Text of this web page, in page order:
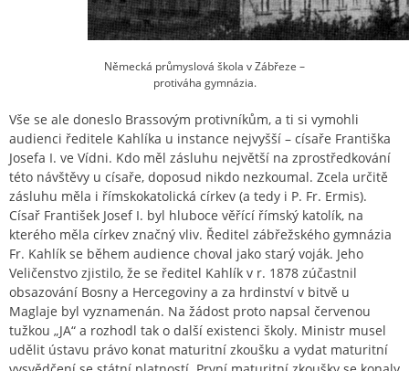
Německá průmyslová škola v Zábřeze –
protiváha gymnázia.
Vše se ale doneslo Brassovým protivníkům, a ti si vymohli
audienci ředitele Kahlíka u instance nejvyšší – císaře Františka
Josefa I. ve Vídni. Kdo měl zásluhu největší na zprostředkování
této návštěvy u císaře, doposud nikdo nezkoumal. Zcela určitě
zásluhu měla i římskokatolická církev (a tedy i P. Fr. Ermis).
Císař František Josef I. byl hluboce věřící římský katolík, na
kterého měla církev značný vliv. Ředitel zábřežského gymnázia
Fr. Kahlík se během audience choval jako starý voják. Jeho
Veličenstvo zjistilo, že se ředitel Kahlík v r. 1878 zúčastnil
obsazování Bosny a Hercegoviny a za hrdinství v bitvě u
Maglaje byl vyznamenán. Na žádost proto napsal červenou
tužkou „JA“ a rozhodl tak o další existenci školy. Ministr musel
udělit ústavu právo konat maturitní zkoušku a vydat maturitní